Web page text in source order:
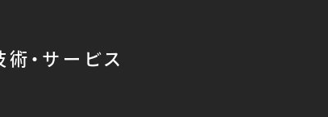
術 ・サービス